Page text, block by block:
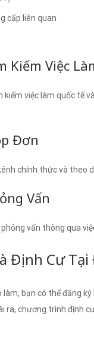
cấp liên quan
Kiếm Việc
việc làm quốc tế
Đơn
chính thức và theo
Vấn
vấn thông qua
Định Cư
làm, bạn có thể đăng
ra, chương trình định